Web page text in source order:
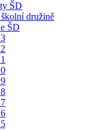
ŠD
družině
ŠD